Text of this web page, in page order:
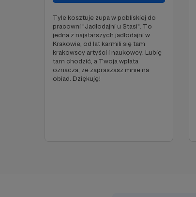
Tyle kosztuje zupa w pobliskiej do
pracowni "Jadłodajni u Stasi". To
jedna z najstarszych jadłodajni w
Krakowie, od lat karmili się tam
krakowscy artyści i naukowcy. Lubię
tam chodzić, a Twoja wpłata
oznacza, że zapraszasz mnie na
obiad. Dziękuję!